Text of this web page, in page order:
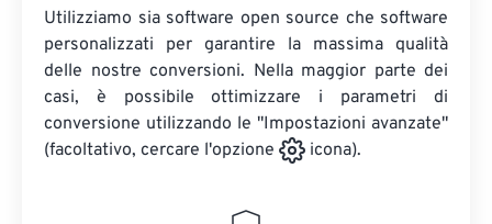
Utilizziamo sia software open source che software
personalizzati per garantire la massima qualità
delle nostre conversioni. Nella maggior parte dei
casi, è possibile ottimizzare i parametri di
conversione utilizzando le "Impostazioni avanzate"
(facoltativo, cercare l'opzione
icona).